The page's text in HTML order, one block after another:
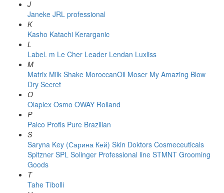
J
Janeke JRL professional
K
Kasho Katachi Kerarganic
L
Label. m Le Cher Leader Lendan Luxliss
M
Matrix Milk Shake MoroccanOil Moser My Amazing Blow
Dry Secret
O
Olaplex Osmo OWAY Rolland
P
Palco Profis Pure Brazilian
S
Saryna Key (Сарина Кей) Skin Doktors Cosmeceuticals
Spitzner SPL Solinger Professional line STMNT Grooming
Goods
T
Tahe Tibolli